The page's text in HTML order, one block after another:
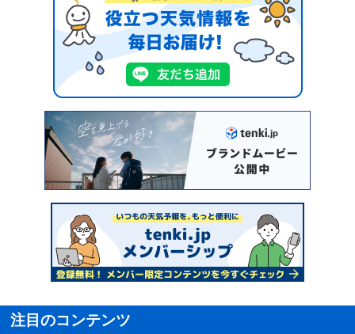
注目のコンテンツ